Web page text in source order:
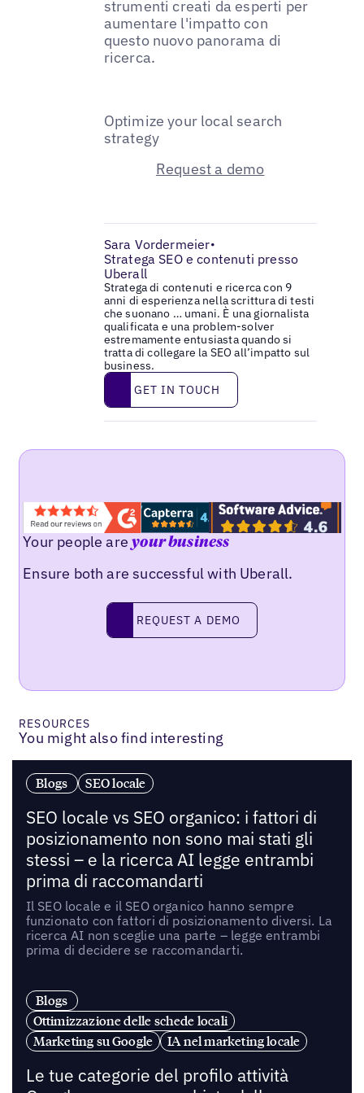
strumenti creati da esperti per
aumentare l'impatto con
questo nuovo panorama di
ricerca.
Optimize your local search
strategy
Request a demo
Sara Vordermeier•
Stratega SEO e contenuti presso
Uberall
Stratega di contenuti e ricerca con 9
anni di esperienza nella scrittura di testi
che suonano … umani. È una giornalista
qualificata e una problem-solver
estremamente entusiasta quando si
tratta di collegare la SEO all’impatto sul
business.
Get in touch
GET IN TOUCH
Your people areyour business
Ensure both are successful with Uberall.
Request a demo
REQUEST A DEMO
RESOURCES
You might also find interesting
Blogs SEO locale
SEO locale vs SEO organico: i fattori di
posizionamento non sono mai stati gli
stessi – e la ricerca AI legge entrambi
prima di raccomandarti
Il SEO locale e il SEO organico hanno sempre
funzionato con fattori di posizionamento diversi. La
ricerca AI non sceglie una parte – legge entrambi
prima di decidere se raccomandarti.
Blogs
Ottimizzazione delle schede locali
Marketing su Google
IA nel marketing locale
Le tue categorie del profilo attività